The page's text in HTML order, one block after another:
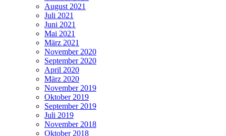
August 2021
Juli 2021
Juni 2021
Mai 2021
März 2021
November 2020
September 2020
April 2020
März 2020
November 2019
Oktober 2019
September 2019
Juli 2019
November 2018
Oktober 2018